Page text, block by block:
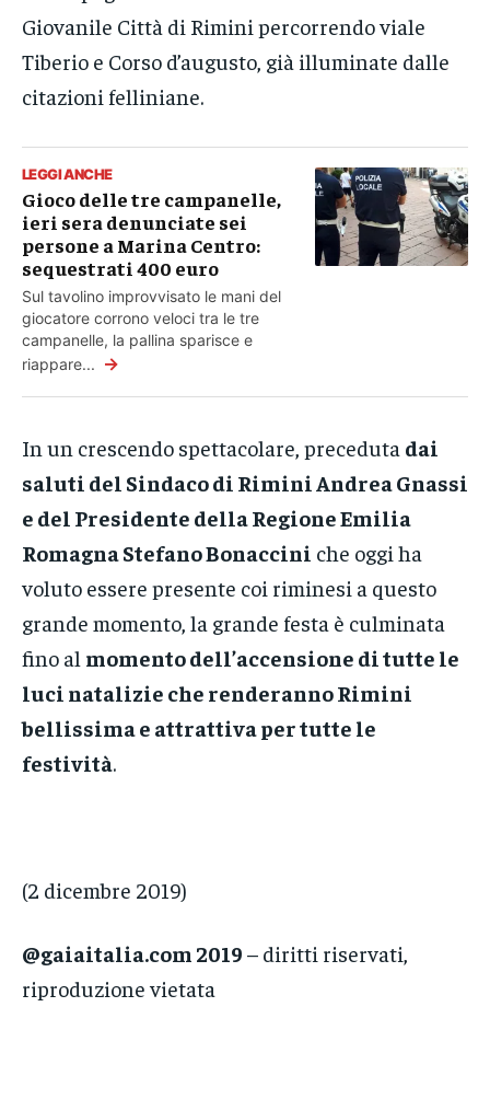
Giovanile Città di Rimini percorrendo viale
Tiberio e Corso d’augusto, già illuminate dalle
citazioni felliniane.
LEGGI ANCHE
Gioco delle tre campanelle,
ieri sera denunciate sei
persone a Marina Centro:
sequestrati 400 euro
Sul tavolino improvvisato le mani del
giocatore corrono veloci tra le tre
campanelle, la pallina sparisce e
riappare... →
In un crescendo spettacolare, preceduta dai
saluti del Sindaco di Rimini Andrea Gnassi
e del Presidente della Regione Emilia
Romagna Stefano Bonaccini che oggi ha
voluto essere presente coi riminesi a questo
grande momento, la grande festa è culminata
fino al momento dell’accensione di tutte le
luci natalizie che renderanno Rimini
bellissima e attrattiva per tutte le
festività.
(2 dicembre 2019)
@gaiaitalia.com 2019 – diritti riservati,
riproduzione vietata